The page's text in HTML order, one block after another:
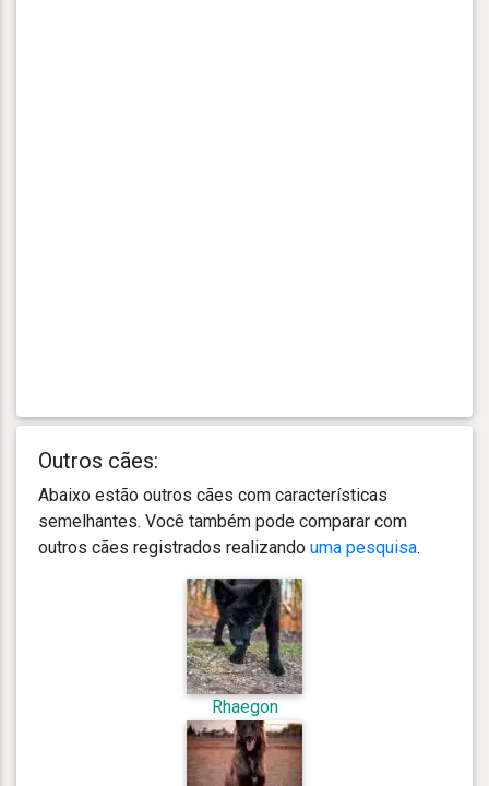
Outros cães:
Abaixo estão outros cães com características
semelhantes. Você também pode comparar com
outros cães registrados realizando uma pesquisa.
Rhaegon